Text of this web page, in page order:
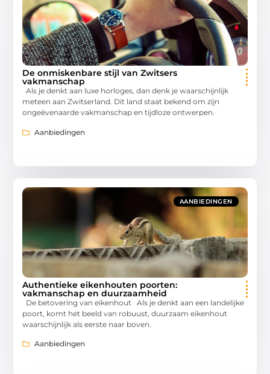
De onmiskenbare stijl van Zwitsers
vakmanschap
Als je denkt aan luxe horloges, dan denk je waarschijnlijk
meteen aan Zwitserland. Dit land staat bekend om zijn
ongeëvenaarde vakmanschap en tijdloze ontwerpen.
Aanbiedingen
AANBIEDINGEN
Authentieke eikenhouten poorten:
vakmanschap en duurzaamheid
De betovering van eikenhout Als je denkt aan een landelijke
poort, komt het beeld van robuust, duurzaam eikenhout
waarschijnlijk als eerste naar boven.
Aanbiedingen